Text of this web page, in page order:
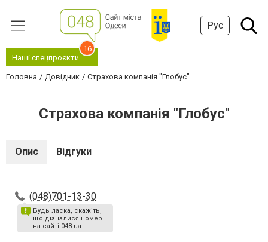
Рус
Наші спецпроєкти
16
Головна Довідник Страхова компанія "Глобус"
Страхова компанія "Глобус"
Опис Відгуки
(048)701-13-30
Будь ласка, скажіть,
що дізналися номер
на сайті 048.ua